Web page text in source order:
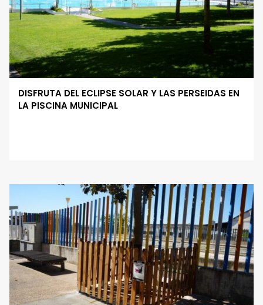
DISFRUTA DEL ECLIPSE SOLAR Y LAS PERSEIDAS EN
LA PISCINA MUNICIPAL